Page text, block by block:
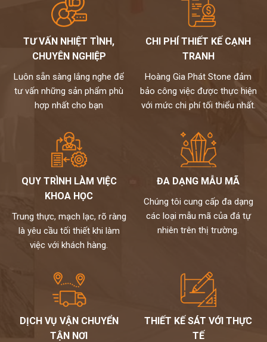
TƯ VẤN NHIỆT TÌNH,
CHUYÊN NGHIỆP
Luôn sẵn sàng lắng nghe để
tư vấn những sản phẩm phù
hợp nhất cho bạn
CHI PHÍ THIẾT KẾ CẠNH
TRANH
Hoàng Gia Phát Stone đảm
bảo công việc được thực hiện
với mức chi phí tối thiểu nhất.
QUY TRÌNH LÀM VIỆC
KHOA HỌC
Trung thực, mạch lạc, rõ ràng
là yêu cầu tối thiết khi làm
việc với khách hàng.
ĐA DẠNG MẪU MÃ
Chúng tôi cung cấp đa dạng
các loại mẫu mã của đá tự
nhiên trên thị trường.
DỊCH VỤ VẬN CHUYỂN
TẬN NƠI
THIẾT KẾ SÁT VỚI THỰC
TẾ